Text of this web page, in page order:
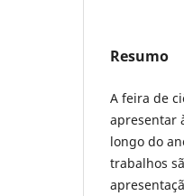
Resumo
A feira de
apresentar
longo do
trabalhos